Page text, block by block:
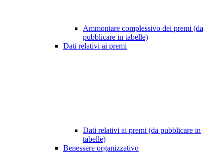
Ammontare complessivo dei premi (da
pubblicare in tabelle)
Dati relativi ai premi
Dati relativi ai premi (da pubblicare in
tabelle)
Benessere organizzativo